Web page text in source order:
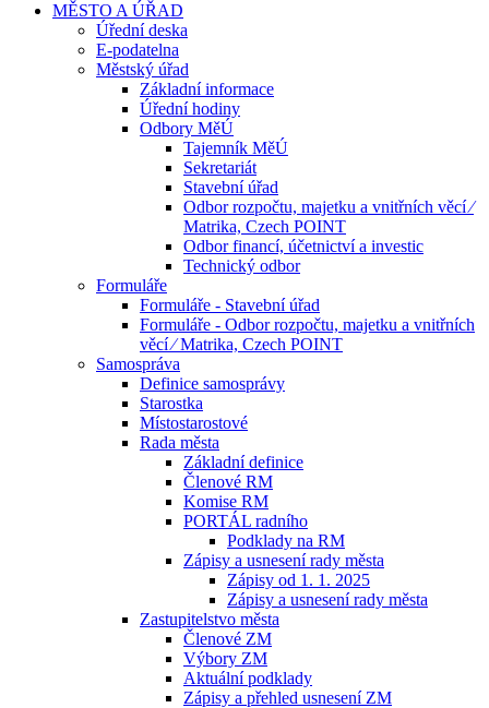
MĚSTO A ÚŘAD
Úřední deska
E-podatelna
Městský úřad
Základní informace
Úřední hodiny
Odbory MěÚ
Tajemník MěÚ
Sekretariát
Stavební úřad
Odbor rozpočtu, majetku a vnitřních věcí ⁄
Matrika, Czech POINT
Odbor financí, účetnictví a investic
Technický odbor
Formuláře
Formuláře - Stavební úřad
Formuláře - Odbor rozpočtu, majetku a vnitřních
věcí ⁄ Matrika, Czech POINT
Samospráva
Definice samosprávy
Starostka
Místostarostové
Rada města
Základní definice
Členové RM
Komise RM
PORTÁL radního
Podklady na RM
Zápisy a usnesení rady města
Zápisy od 1. 1. 2025
Zápisy a usnesení rady města
Zastupitelstvo města
Členové ZM
Výbory ZM
Aktuální podklady
Zápisy a přehled usnesení ZM